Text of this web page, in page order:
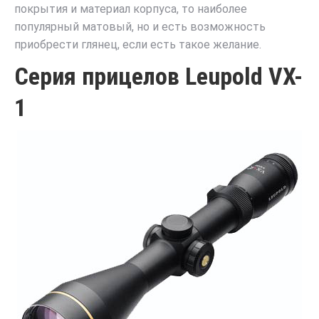
покрытия и материал корпуса, то наиболее
популярный матовый, но и есть возможность
приобрести глянец, если есть такое желание.
Серия прицелов Leupold VX-
1